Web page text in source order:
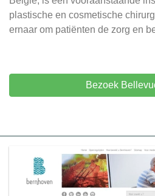
plastische en cosmetische
ernaar om patiënten de zorg en
Bezoek